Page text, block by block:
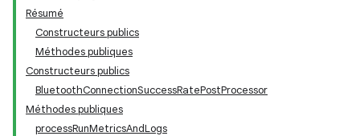
Résumé
Constructeurs publics
Méthodes publiques
Constructeurs publics
BluetoothConnectionSuccessRatePostProcessor
Méthodes publiques
processRunMetricsAndLogs